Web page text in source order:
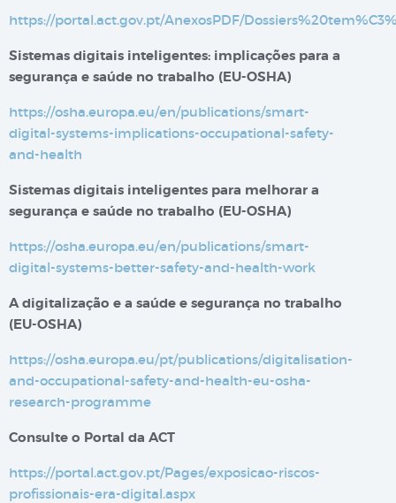
https://portal.act.gov.pt/AnexosPDF/
Sistemas digitais inteligentes: implicações para a
segurança e saúde no trabalho (EU-OSHA)
https://osha.europa.eu/en/publications/smart-
digital-systems-implications-occupational-safety-
and-health
Sistemas digitais inteligentes para melhorar a
segurança e saúde no trabalho​​ (EU-OSHA)
https://osha.europa.eu/en/publications/smart-
digital-systems-better-safety-and-health-work
A digitalização e a saúde e segurança no trabalho
(EU-OSHA)
https://osha.europa.eu/pt/publications/digitalisation-
and-occupational-safety-and-health-eu-osha-
research-programme
Consulte o Portal da ACT
https://portal.act.gov.pt/Pages/exposicao-riscos-
profissionais-era-digital.aspx